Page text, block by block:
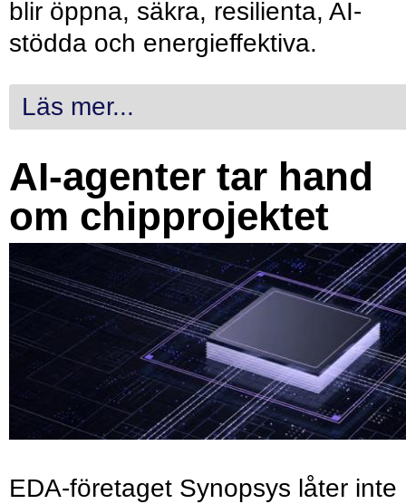
blir öppna, säkra, resilienta, AI-
stödda och energieffektiva.
Läs mer...
AI-agenter tar hand
om chipprojektet
EDA-företaget Synopsys låter inte